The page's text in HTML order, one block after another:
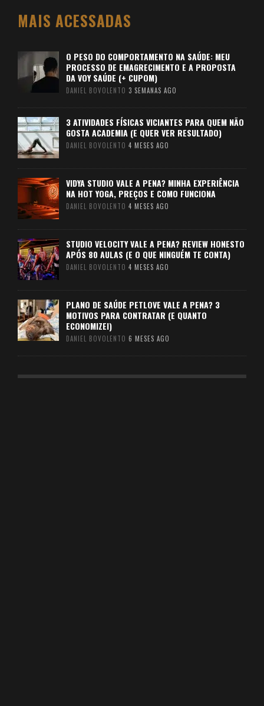
MAIS ACESSADAS
O PESO DO COMPORTAMENTO NA SAÚDE: MEU
PROCESSO DE EMAGRECIMENTO E A PROPOSTA
DA VOY SAÚDE (+ CUPOM)
DANIEL BOVOLENTO 3 SEMANAS AGO
3 ATIVIDADES FÍSICAS VICIANTES PARA QUEM NÃO
GOSTA ACADEMIA (E QUER VER RESULTADO)
DANIEL BOVOLENTO 4 MESES AGO
VIDYA STUDIO VALE A PENA? MINHA EXPERIÊNCIA
NA HOT YOGA, PREÇOS E COMO FUNCIONA
DANIEL BOVOLENTO 4 MESES AGO
STUDIO VELOCITY VALE A PENA? REVIEW HONESTO
APÓS 80 AULAS (E O QUE NINGUÉM TE CONTA)
DANIEL BOVOLENTO 4 MESES AGO
PLANO DE SAÚDE PETLOVE VALE A PENA? 3
MOTIVOS PARA CONTRATAR (E QUANTO
ECONOMIZEI)
DANIEL BOVOLENTO 6 MESES AGO